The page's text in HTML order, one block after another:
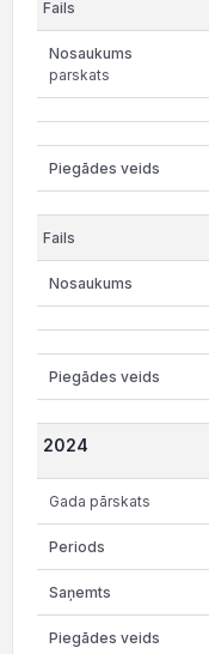
parskats
2024
Gada pārskats